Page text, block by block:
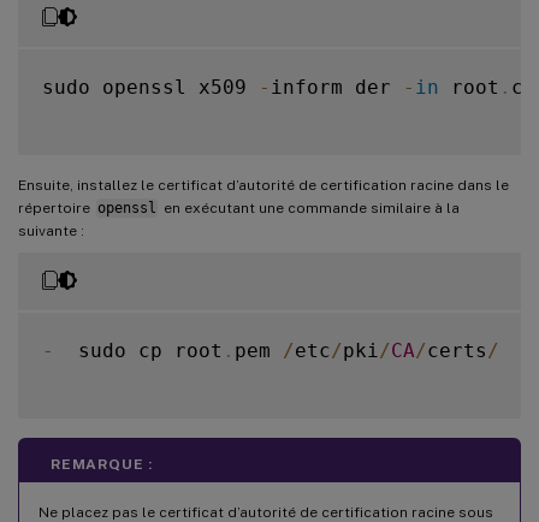
sudo openssl x509 - inform der - in root .
Ensuite, installez le certificat d’autorité de certification racine dans le
répertoire openssl
en exécutant une commande similaire à la
suivante :
-
  sudo cp root
. pem /etc/pki /CA/certs /
REMARQUE :
Ne placez pas le certificat d’autorité de certification racine sous